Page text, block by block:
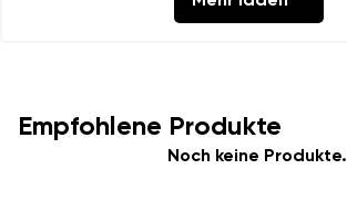
Empfohlene Produkte
Noch keine Produkte.